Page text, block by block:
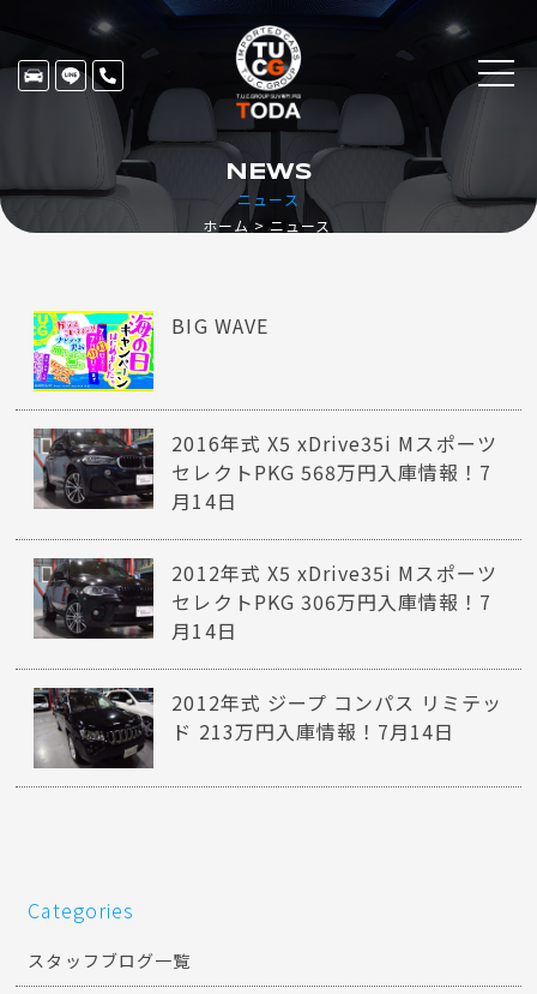
ニュース
NEWS
ホーム ニュース
BIG WAVE
2016年式 X5 xDrive35i Mスポーツ
セレクトPKG 568万円入庫情報！7
月14日
2012年式 X5 xDrive35i Mスポーツ
セレクトPKG 306万円入庫情報！7
月14日
2012年式 ジープ コンパス リミテッ
ド 213万円入庫情報！7月14日
Categories
スタッフブログ一覧